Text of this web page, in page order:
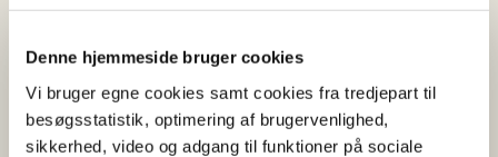
Denne hjemmeside bruger cookies
Vi bruger egne cookies samt cookies fra tredjepart til
besøgsstatistik, optimering af brugervenlighed,
sikkerhed, video og adgang til funktioner på sociale
dyrevelfærdsmæssige overtrædelser i besætningerne i
rapport er set en opdeling af overtrædelser i
henholdsvis administrative og andre overtrædelser. Det
er samtidig en del af aftalen at øge kontroltrykket
yderligere for kvæg- og grisebesætninger.